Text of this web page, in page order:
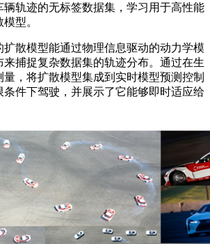
辆轨迹的无标签数据集，学习用于高性能
型。
模型能通过物理信息驱动的动力学模
捕捉复杂数据集的轨迹分布。通过在生
量，将扩散模型集成到实时模型预测控制
条件下驾驶，并展示了它能够即时适应给